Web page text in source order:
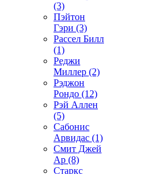
(3)
Пэйтон
Гэри (3)
Рассел Билл
(1)
Реджи
Миллер (2)
Рэджон
Рондо (12)
Рэй Аллен
(5)
Сабонис
Арвидас (1)
Смит Джей
Ар (8)
Старкс